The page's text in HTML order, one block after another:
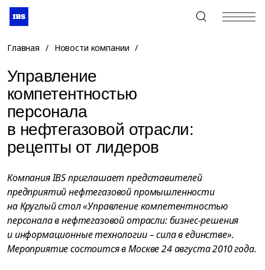
+7 (495) 967-80-80
Главная / Новости компании /
Управление
компетентностью
персонала
в нефтегазовой отрасли:
рецепты от лидеров
Компания IBS приглашает представителей
предприятий нефтегазовой промышленности
на Круглый стол «Управление компетентностью
персонала в нефтегазовой отрасли: бизнес-решения
и информационные технологии – сила в единстве».
Мероприятие состоится в Москве 24 августа 2010 года.